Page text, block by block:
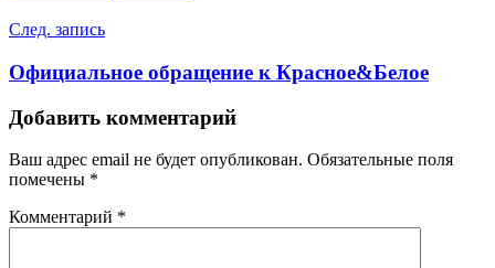
След. запись
Официальное обращение к Красное&Белое
Добавить комментарий
Ваш адрес email не будет опубликован. Обязательные поля
помечены *
Комментарий *